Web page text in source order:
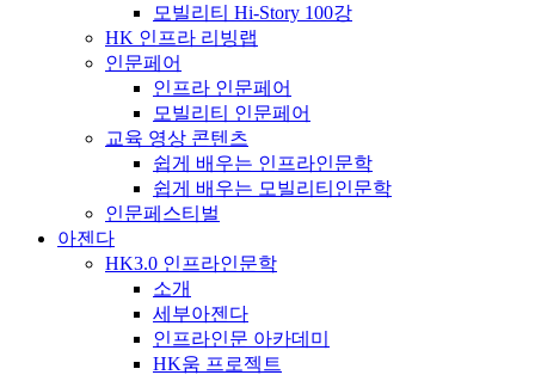
모빌리티 Hi-Story 100강
HK 인프라 리빙랩
인문페어
인프라 인문페어
모빌리티 인문페어
교육 영상 콘텐츠
쉽게 배우는 인프라인문학
쉽게 배우는 모빌리티인문학
인문페스티벌
아젠다
HK3.0 인프라인문학
소개
세부아젠다
인프라인문 아카데미
HK움 프로젝트